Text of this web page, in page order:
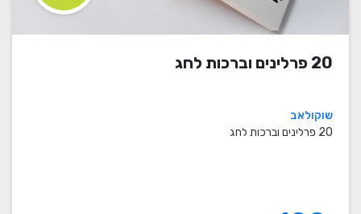
20 פרלינים וברכות לחג
שוקולאב
20 פרלינים וברכות לחג